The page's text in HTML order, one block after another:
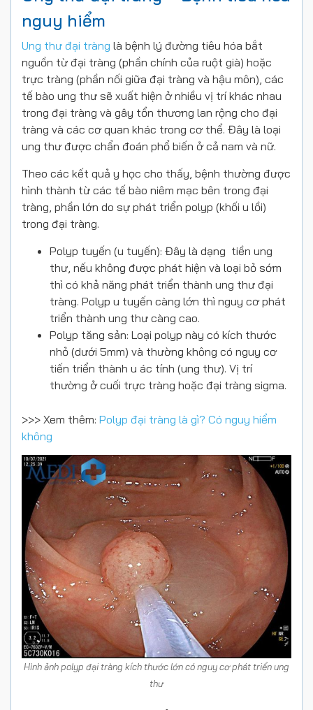
nguy hiểm
Ung thư đại tràng là bệnh lý đường tiêu hóa bắt
nguồn từ đại tràng (phần chính của ruột già) hoặc
trực tràng (phần nối giữa đại tràng và hậu môn), các
tế bào ung thư sẽ xuất hiện ở nhiều vị trí khác nhau
trong đại tràng và gây tổn thương lan rộng cho đại
tràng và các cơ quan khác trong cơ thể. Đây là loại
ung thư được chẩn đoán phổ biến ở cả nam và nữ.
Theo các kết quả y học cho thấy, bệnh thường được
hình thành từ các tế bào niêm mạc bên trong đại
tràng, phần lớn do sự phát triển polyp (khối u lồi)
trong đại tràng.
Polyp tuyến (u tuyến): Đây là dạng tiền ung
thư, nếu không được phát hiện và loại bỏ sớm
thì có khả năng phát triển thành ung thư đại
tràng. Polyp u tuyến càng lớn thì nguy cơ phát
triển thành ung thư càng cao.
Polyp tăng sản: Loại polyp này có kích thước
nhỏ (dưới 5mm) và thường không có nguy cơ
tiến triển thành u ác tính (ung thư). Vị trí
thường ở cuối trực tràng hoặc đại tràng sigma.
>>> Xem thêm: Polyp đại tràng là gì? Có nguy hiểm
không
Hình ảnh polyp đại tràng kích thước lớn có nguy cơ phát triển ung
thư